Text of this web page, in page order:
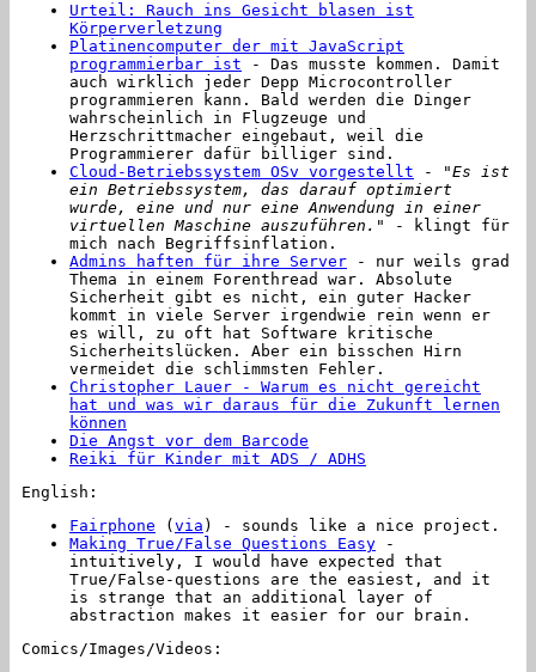
Urteil: Rauch ins Gesicht blasen ist
Körperverletzung
Platinencomputer der mit JavaScript
programmierbar ist - Das musste kommen. Damit
auch wirklich jeder Depp Microcontroller
programmieren kann. Bald werden die Dinger
wahrscheinlich in Flugzeuge und
Herzschrittmacher eingebaut, weil die
Programmierer dafür billiger sind.
Cloud-Betriebssystem OSv vorgestellt - "Es ist
ein Betriebssystem, das darauf optimiert
wurde, eine und nur eine Anwendung in einer
virtuellen Maschine auszuführen. " - klingt für
mich nach Begriffsinflation.
Admins haften für ihre Server - nur weils grad
Thema in einem Forenthread war. Absolute
Sicherheit gibt es nicht, ein guter Hacker
kommt in viele Server irgendwie rein wenn er
es will, zu oft hat Software kritische
Sicherheitslücken. Aber ein bisschen Hirn
vermeidet die schlimmsten Fehler.
Christopher Lauer - Warum es nicht gereicht
hat und was wir daraus für die Zukunft lernen
können
Die Angst vor dem Barcode
Reiki für Kinder mit ADS / ADHS
English:
Fairphone ( via ) - sounds like a nice project.
Making True/False Questions Easy -
intuitively, I would have expected that
True/False-questions are the easiest, and it
is strange that an additional layer of
abstraction makes it easier for our brain.
Comics/Images/Videos: